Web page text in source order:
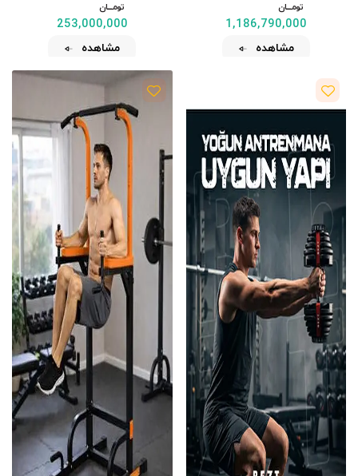
تومــــــان
1,186,790,000
مشاهده
تومــــــان
253,000,000
مشاهده